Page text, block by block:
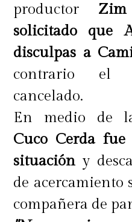
productor Zim
solicitado que
disculpas a
contrario el
cancelado.
En medio de
Cuco Cerda
situación y
de acercamiento
compañera de